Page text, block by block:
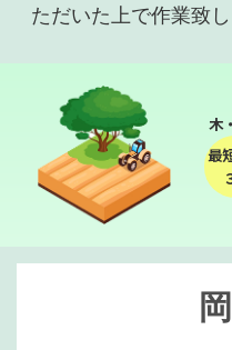
ただいた上で作業致し
木
最